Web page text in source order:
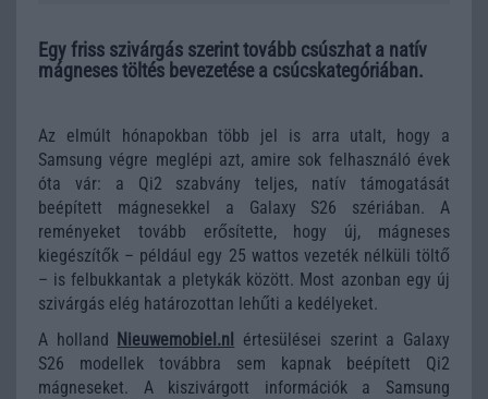
Egy friss szivárgás szerint tovább csúszhat a natív
mágneses töltés bevezetése a csúcskategóriában.
Az elmúlt hónapokban több jel is arra utalt, hogy a
Samsung végre meglépi azt, amire sok felhasználó évek
óta vár: a Qi2 szabvány teljes, natív támogatását
beépített mágnesekkel a Galaxy S26 szériában. A
reményeket tovább erősítette, hogy új, mágneses
kiegészítők – például egy 25 wattos vezeték nélküli töltő
– is felbukkantak a pletykák között. Most azonban egy új
szivárgás elég határozottan lehűti a kedélyeket.
A holland Nieuwemobiel.nl
értesülései szerint a Galaxy
S26 modellek továbbra sem kapnak beépített Qi2
mágneseket. A kiszivárgott információk a Samsung